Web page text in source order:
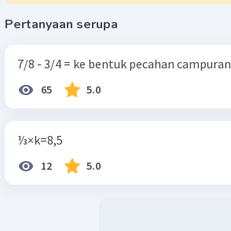
Pertanyaan serupa
7/8 - 3/4 = ke bentuk pecahan campuran
65 5.0
⅓×k=8,5
12 5.0